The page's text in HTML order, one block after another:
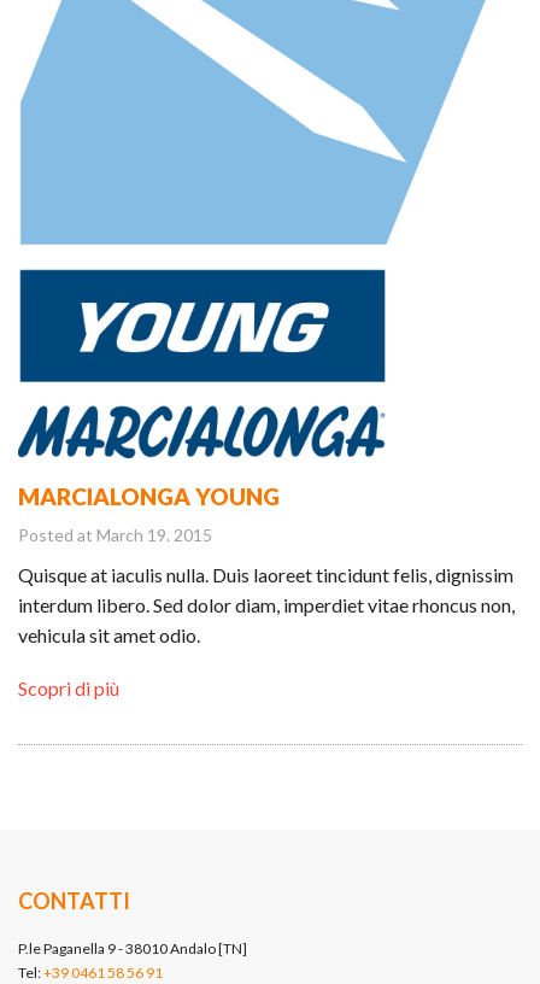
MARCIALONGA YOUNG
Posted at March 19. 2015
Quisque at iaculis nulla. Duis laoreet tincidunt felis, dignissim
interdum libero. Sed dolor diam, imperdiet vitae rhoncus non,
vehicula sit amet odio.
Scopri di più
CONTATTI
P.le Paganella 9 - 38010 Andalo [TN]
Tel:+39 0461 58 56 91